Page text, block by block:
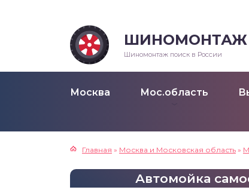
ШИНОМОНТАЖ
Шиномонтаж поиск в России
Москва Мос.область
Главная » Москва и Московская область »
Автомойка